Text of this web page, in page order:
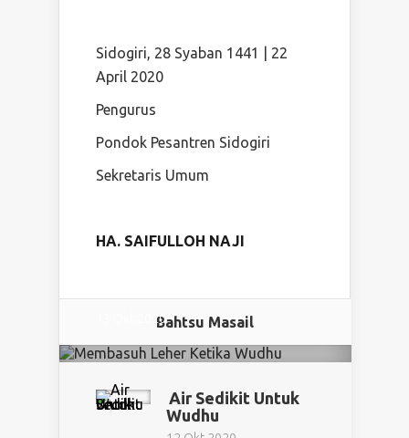
Sidogiri, 28 Syaban 1441 | 22
April 2020
Pengurus
Pondok Pesantren Sidogiri
Sekretaris Umum
HA. SAIFULLOH NAJI
Bahtsu Masail
13 Okt 2020
Air Sedikit Untuk
Wudhu